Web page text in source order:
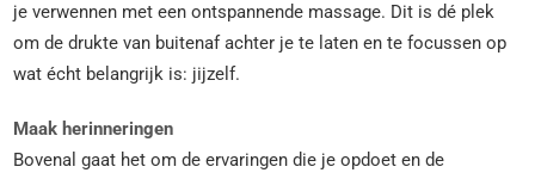
je verwennen met een ontspannende massage. Dit is dé plek
om de drukte van buitenaf achter je te laten en te focussen op
wat écht belangrijk is: jijzelf.
Maak herinneringen
Bovenal gaat het om de ervaringen die je opdoet en de